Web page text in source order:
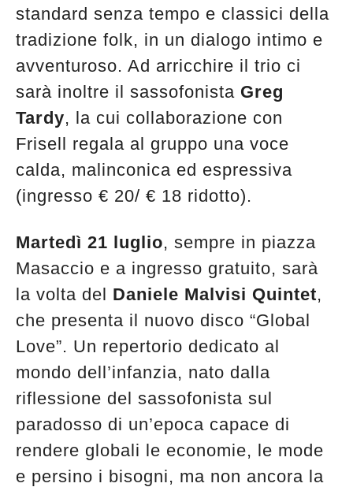
standard senza tempo e classici della
tradizione folk, in un dialogo intimo e
avventuroso. Ad arricchire il trio ci
sarà inoltre il sassofonista Greg
Tardy, la cui collaborazione con
Frisell regala al gruppo una voce
calda, malinconica ed espressiva
(ingresso € 20/ € 18 ridotto).
Martedì 21 luglio, sempre in piazza
Masaccio e a ingresso gratuito, sarà
la volta del Daniele Malvisi Quintet,
che presenta il nuovo disco “Global
Love”. Un repertorio dedicato al
mondo dell’infanzia, nato dalla
riflessione del sassofonista sul
paradosso di un’epoca capace di
rendere globali le economie, le mode
e persino i bisogni, ma non ancora la